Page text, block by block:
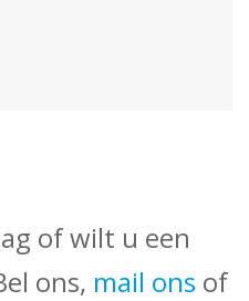
of wilt u een
ons, mail ons of